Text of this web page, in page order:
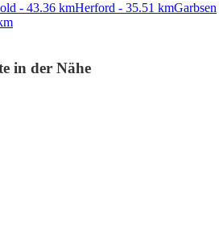
- 43.36 kmHerford - 35.51 kmGarbsen
in der Nähe